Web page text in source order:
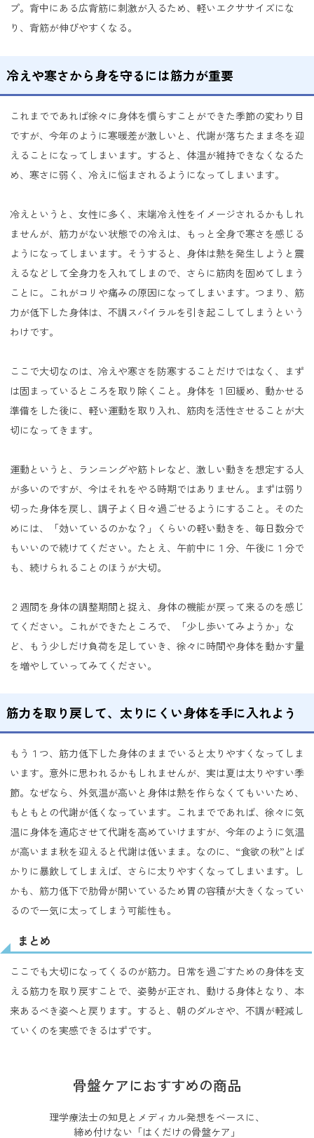
プ。背中にある広背筋に刺激が入るため、軽いエクササイズにな
り、背筋が伸びやすくなる。
冷えや寒さから身を守るには筋力が重要
これまでであれば徐々に身体を慣らすことができた季節の変わり目
ですが、今年のように寒暖差が激しいと、代謝が落ちたまま冬を迎
えることになってしまいます。すると、体温が維持できなくなるた
め、寒さに弱く、冷えに悩まされるようになってしまいます。
冷えというと、女性に多く、末端冷え性をイメージされるかもしれ
ませんが、筋力がない状態での冷えは、もっと全身で寒さを感じる
ようになってしまいます。そうすると、身体は熱を発生しようと震
えるなどして全身力を入れてしまので、さらに筋肉を固めてしまう
ことに。これがコリや痛みの原因になってしまいます。つまり、筋
力が低下した身体は、不調スパイラルを引き起こしてしまうという
わけです。
ここで大切なのは、冷えや寒さを防寒することだけではなく、まず
は固まっているところを取り除くこと。身体を１回緩め、動かせる
準備をした後に、軽い運動を取り入れ、筋肉を活性させることが大
切になってきます。
運動というと、ランニングや筋トレなど、激しい動きを想定する人
が多いのですが、今はそれをやる時期ではありません。まずは弱り
切った身体を戻し、調子よく日々過ごせるようにすること。そのた
めには、「効いているのかな？」くらいの軽い動きを、毎日数分で
もいいので続けてください。たとえ、午前中に１分、午後に１分で
も、続けられることのほうが大切。
２週間を身体の調整期間と捉え、身体の機能が戻って来るのを感じ
てください。これができたところで、「少し歩いてみようか」な
ど、もう少しだけ負荷を足していき、徐々に時間や身体を動かす量
を増やしていってみてください。
筋力を取り戻して、太りにくい身体を手に入れよう
もう１つ、筋力低下した身体のままでいると太りやすくなってしま
います。意外に思われるかもしれませんが、実は夏は太りやすい季
節。なぜなら、外気温が高いと身体は熱を作らなくてもいいため、
もともとの代謝が低くなっています。これまでであれば、徐々に気
温に身体を適応させて代謝を高めていけますが、今年のように気温
が高いまま秋を迎えると代謝は低いまま。なのに、“食欲の秋”とば
かりに暴飲してしまえば、さらに太りやすくなってしまいます。し
かも、筋力低下で肋骨が開いているため胃の容積が大きくなってい
るので一気に太ってしまう可能性も。
まとめ
ここでも大切になってくるのが筋力。日常を過ごすための身体を支
える筋力を取り戻すことで、姿勢が正され、動ける身体となり、本
来あるべき姿へと戻ります。すると、朝のダルさや、不調が軽減し
ていくのを実感できるはずです。
骨盤ケアにおすすめの商品
理学療法士の知見とメディカル発想をベースに、
締め付けない「はくだけの骨盤ケア」